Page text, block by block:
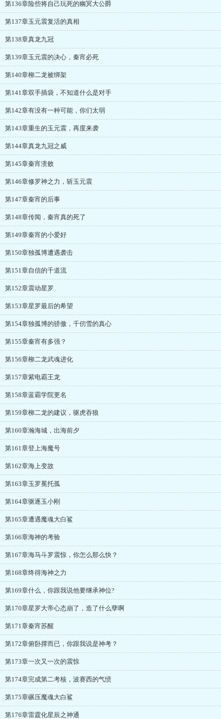
第136章险些将自己玩死的幽冥大公爵
第137章玉元震复活的真相
第138章真龙九冠
第139章玉元震的决心，秦宵必死
第140章柳二龙被绑架
第141章双手插袋，不知道什么是对手
第142章有没有一种可能，你们太弱
第143章重生的玉元震，再度来袭
第144章真龙九冠之威
第145章秦宵溃败
第146章修罗神之力，斩玉元震
第147章秦宵的后事
第148章传闻，秦宵真的死了
第149章秦宵的小爱好
第150章独孤博遭遇袭击
第151章自信的千道流
第152章震动星罗
第153章星罗最后的希望
第154章独孤博的骄傲，千仞雪的真心
第155章秦宵有多强？
第156章柳二龙武魂进化
第157章紫电霸王龙
第158章蓝霸学院更名
第159章柳二龙的建议，驱虎吞狼
第160章瀚海城，出海前夕
第161章登上海魔号
第162章海上变故
第163章玉罗冕托孤
第164章驱逐玉小刚
第165章遭遇魔魂大白鲨
第166章海神的考验
第167章海马斗罗震惊，你怎么那么快？
第168章终得海神之力
第169章什么，你跟我说他要继承神位?
第170章星罗大帝心态崩了，造了什么孽啊
第171章秦宵苏醒
第172章俯卧撑而已，你跟我说是神考？
第173章一次又一次的震惊
第174章完成第二考核，波赛西的气愤
第175章碾压魔魂大白鲨
第176章雷霆化星辰之神通